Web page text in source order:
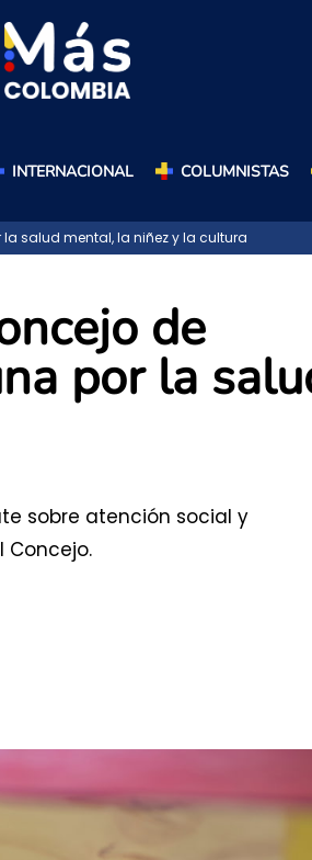
INTERNACIONAL COLUMNISTAS
salud mental, la niñez y la cultura
de
por la
sobre atención social y
Concejo.